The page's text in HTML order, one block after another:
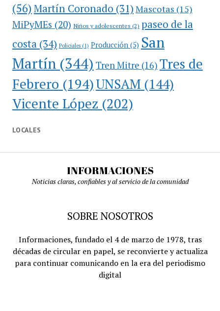
(56)Martín Coronado (31) Mascotas (15)
MiPyMEs (20) Niños y adolescentes (2) paseo de la
costa(34) Policiales(1) Producción(5) San
Martín(344) Tren Mitre (16) Tres de
Febrero (194)UNSAM (144)
Vicente López (202)
LOCALES
INFORMACIONES
Noticias claras, confiables y al servicio de la comunidad
SOBRE NOSOTROS
Informaciones, fundado el 4 de marzo de 1978, tras
décadas de circular en papel, se reconvierte y actualiza
para continuar comunicando en la era del periodismo
digital